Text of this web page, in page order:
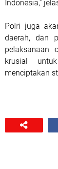
Indonesia,”
Polri juga
daerah, dan
pelaksanaan
krusial
menciptakan